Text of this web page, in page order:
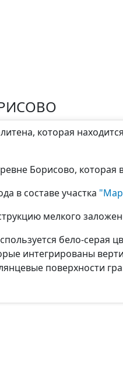
которая
Борисово, которая
в составе участка
мелкого
бело-
интегрированы
поверхности